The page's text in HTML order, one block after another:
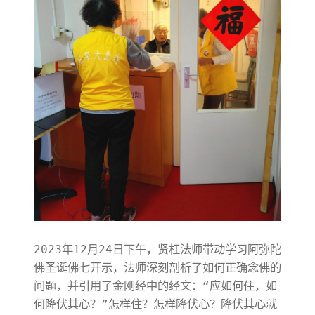
2023年12月24日下午，贤杠法师带动学习阿弥陀
佛圣诞佛七开示，法师深刻剖析了如何正确念佛的
问题，并引用了金刚经中的经文：“应如何住，如
何降伏其心？”怎样住？怎样降伏心？降伏其心就